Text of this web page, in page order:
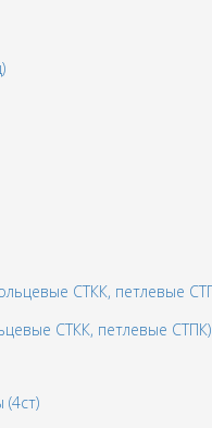
СТКК, петлевые СТПК)